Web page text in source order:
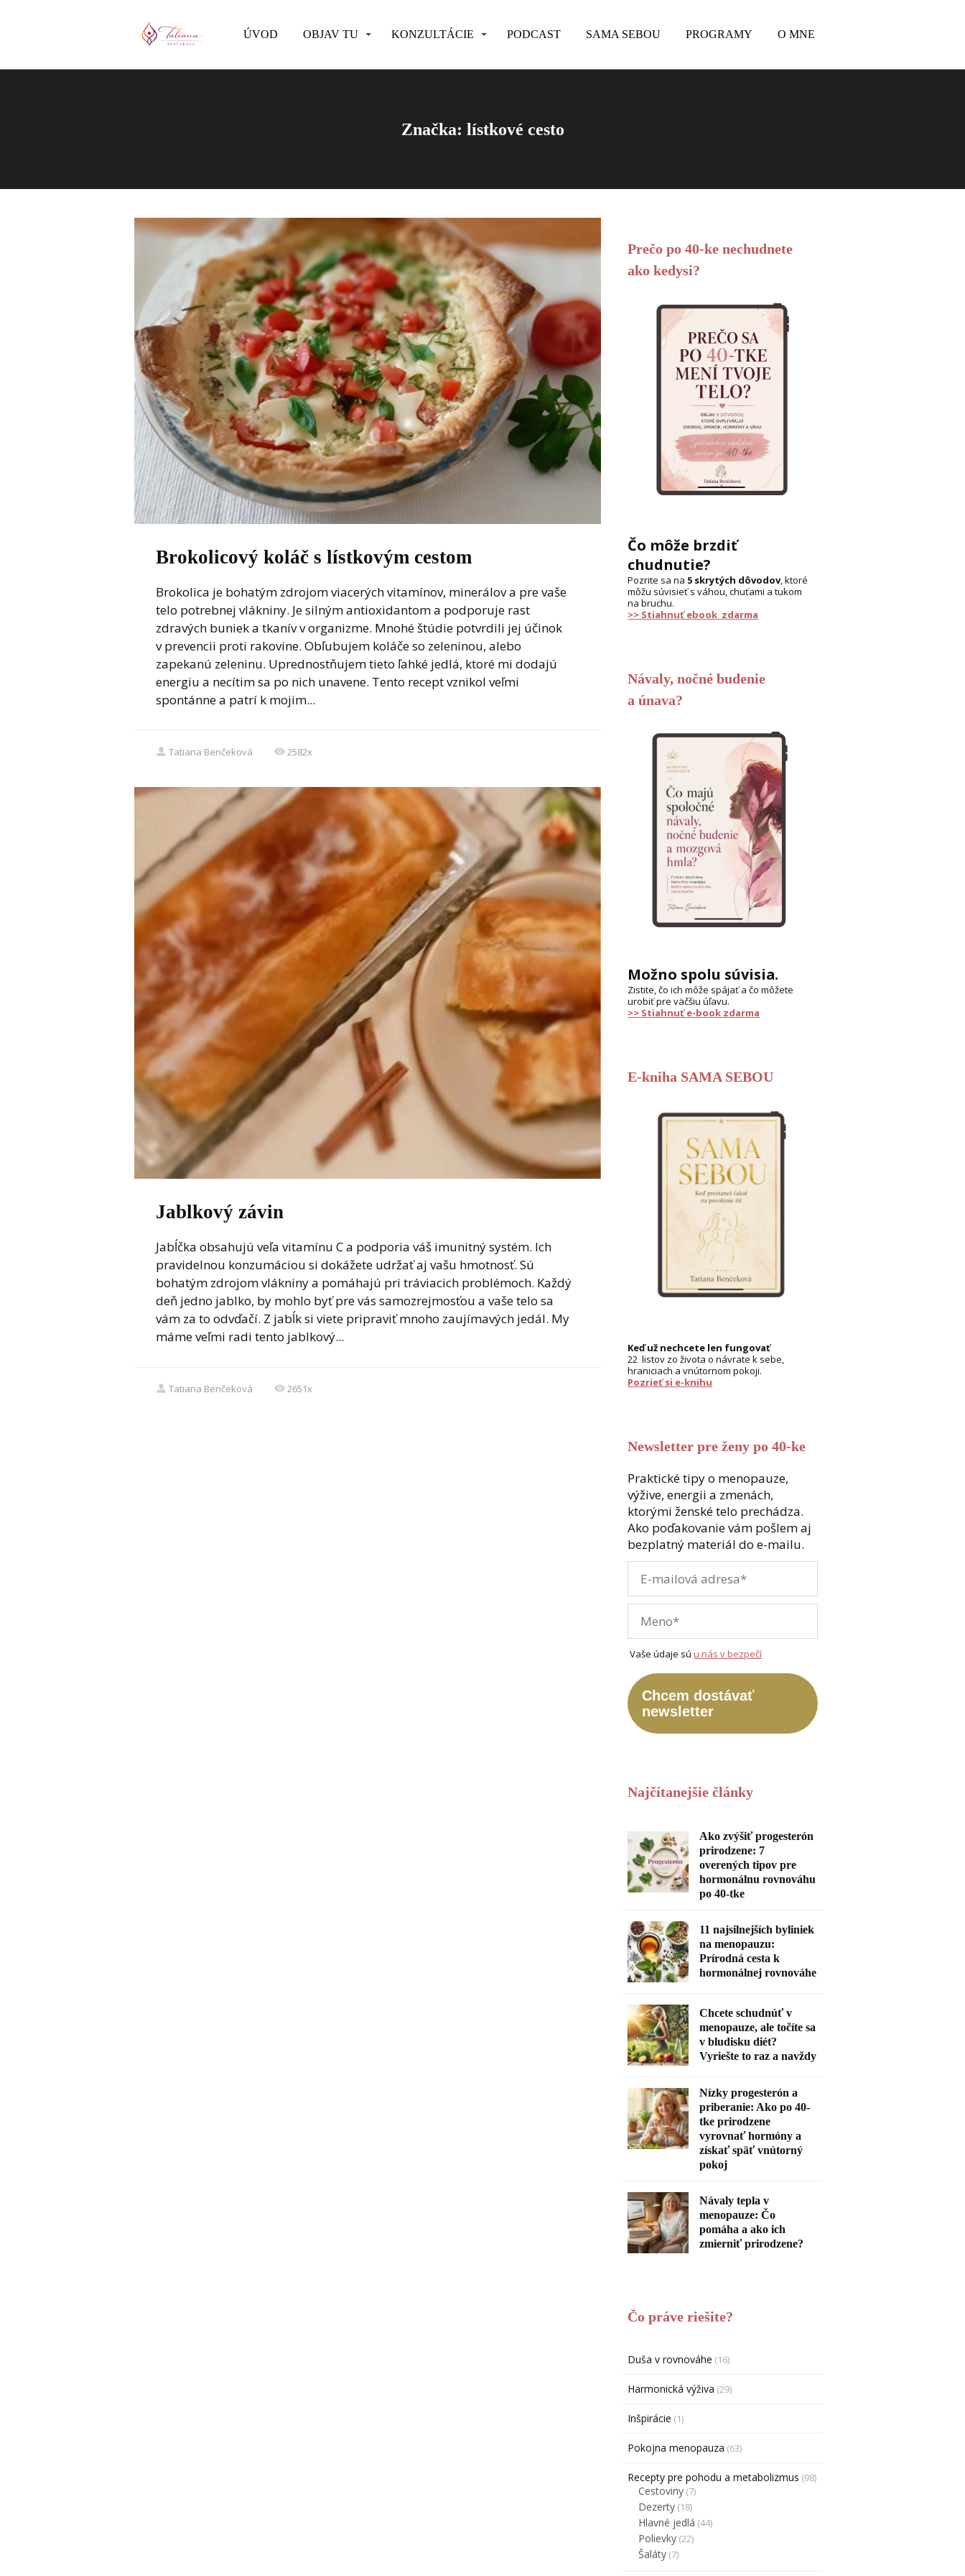
ÚVOD OBJAV TU KONZULTÁCIE PODCAST SAMA SEBOU PROGRAMY O MNE
Značka: lístkové cesto
Brokolicový koláč s lístkovým cestom
Brokolica je bohatým zdrojom viacerých vitamínov, minerálov a pre vaše
telo potrebnej vlákniny. Je silným antioxidantom a podporuje rast
zdravých buniek a tkanív v organizme. Mnohé štúdie potvrdili jej účinok
v prevencii proti rakovine. Obľubujem koláče so zeleninou, alebo
zapekanú zeleninu. Uprednostňujem tieto ľahké jedlá, ktoré mi dodajú
energiu a necítim sa po nich unavene. Tento recept vznikol veľmi
spontánne a patrí k mojim...
Tatiana Benčeková 2582x
Jablkový závin
Jabĺčka obsahujú veľa vitamínu C a podporia váš imunitný systém. Ich
pravidelnou konzumáciou si dokážete udržať aj vašu hmotnosť. Sú
bohatým zdrojom vlákniny a pomáhajú pri tráviacich problémoch. Každý
deň jedno jablko, by mohlo byť pre vás samozrejmosťou a vaše telo sa
vám za to odvďačí. Z jabĺk si viete pripraviť mnoho zaujímavých jedál. My
máme veľmi radi tento jablkový...
Tatiana Benčeková 2651x
Prečo po 40-ke nechudnete
ako kedysi?
Čo môže brzdiť
chudnutie?
Pozrite sa na 5 skrytých dôvodov, ktoré
môžu súvisieť s váhou, chuťami a tukom
na bruchu.
>> Stiahnuť ebook zdarma
Návaly, nočné budenie
a únava?
Možno spolu súvisia.
Zistite, čo ich môže spájať a čo môžete
urobiť pre väčšiu úľavu.
>> Stiahnuť e-book zdarma
E-kniha SAMA SEBOU
Keď už nechcete len fungovať
22 listov zo života o návrate k sebe,
hraniciach a vnútornom pokoji.
Pozrieť si e-knihu
Newsletter pre ženy po 40-ke
Praktické tipy o menopauze,
výžive, energii a zmenách,
ktorými ženské telo prechádza.
Ako poďakovanie vám pošlem aj
bezplatný materiál do e-mailu.
Vaše údaje súu nás v bezpečí
Chcem dostávať
newsletter
Najčítanejšie články
Ako zvýšiť progesterón
prirodzene: 7
overených tipov pre
hormonálnu rovnováhu
po 40-tke
11 najsilnejších byliniek
na menopauzu:
Prírodná cesta k
hormonálnej rovnováhe
Chcete schudnúť v
menopauze, ale točíte sa
v bludisku diét?
Vyriešte to raz a navždy
Nízky progesterón a
priberanie: Ako po 40-
tke prirodzene
vyrovnať hormóny a
získať späť vnútorný
pokoj
Návaly tepla v
menopauze: Čo
pomáha a ako ich
zmierniť prirodzene?
Čo práve riešite?
Duša v rovnováhe (16)
Harmonická výživa (29)
Inšpirácie (1)
Pokojna menopauza (63)
Recepty pre pohodu a metabolizmus (98)
Cestoviny (7)
Dezerty (18)
Hlavné jedlá (44)
Polievky (22)
Šaláty (7)